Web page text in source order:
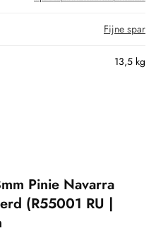
Fijne spar
13,5 kg
Pinie Navarra
(R55001 RU |